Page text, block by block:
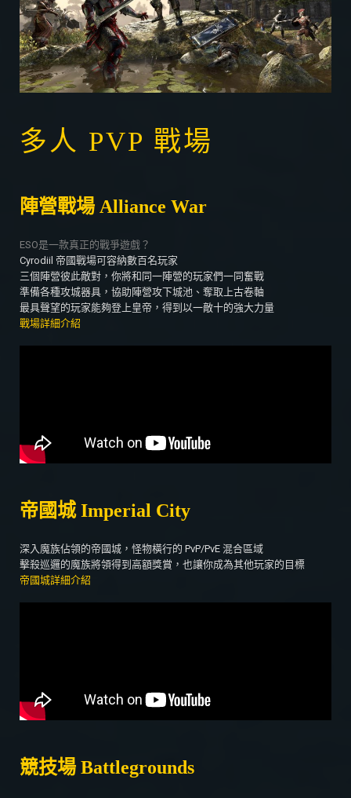
多人 PVP 戰場
陣營戰場 Alliance War
ESO是一款真正的戰爭遊戲？
Cyrodiil 帝國戰場可容納數百名玩家
三個陣營彼此敵對，你將和同一陣營的玩家們一同奮戰
準備各種攻城器具，協助陣營攻下城池、奪取上古卷軸
最具聲望的玩家能夠登上皇帝，得到以一敵十的強大力量
戰場詳細介紹
帝國城 Imperial City
深入魔族佔領的帝國城，怪物橫行的 PvP/PvE 混合區域
擊殺巡邏的魔族將領得到高額獎賞，也讓你成為其他玩家的目標
帝國城詳細介紹
競技場 Battlegrounds